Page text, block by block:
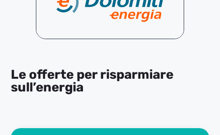
Le offerte per risparmiare
sull’energia